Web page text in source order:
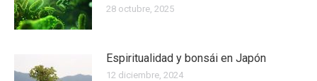
28 octubre, 2025
Espiritualidad y bonsái en Japón
12 diciembre, 2024